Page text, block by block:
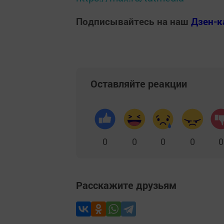
Подписывайтесь на наш Дзен-
Оставляйте реакции
0 0 0 0 0
Расскажите друзьям